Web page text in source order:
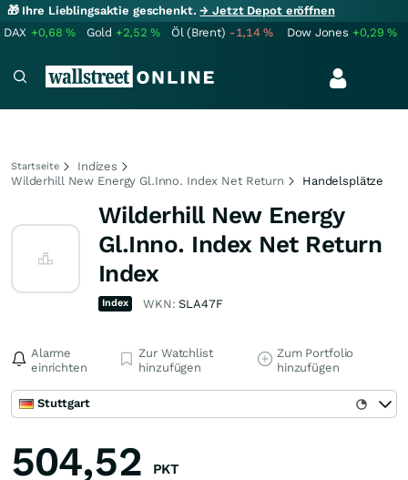
🎁 Ihre Lieblingsaktie geschenkt.→ Jetzt Depot eröffnen
DAX +0,68% Gold +2,52% Öl (Brent) -1,14% Dow Jones +0,29%
Startseite
Indizes
Wilderhill New Energy Gl.Inno. Index Net Return
Handelsplätze
Wilderhill New Energy
Gl.Inno. Index Net Return
Index
Index WKN:SLA47F
Alarme
einrichten
Zur Watchlist
hinzufügen
Zum Portfolio
hinzufügen
Stuttgart
504,52 PKT